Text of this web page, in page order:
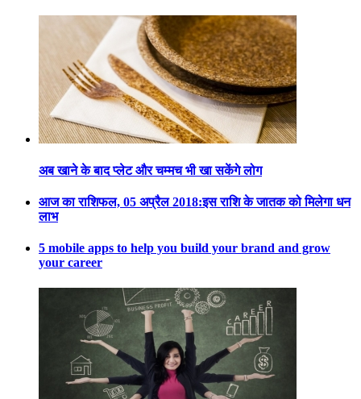
अब खाने के बाद प्लेट और चम्मच भी खा सकेंगे लोग
आज का राशिफल, 05 अप्रैल 2018:इस राशि के जातक को मिलेगा धन
लाभ
5 mobile apps to help you build your brand and grow
your career